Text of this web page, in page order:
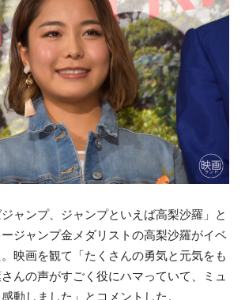
ジャンプ、ジャンプといえば高梨沙羅」と
ジャンプ金メダリストの高梨沙羅がイベ
映画を観て「たくさんの勇気と元気をも
んの声がすごく役にハマっていて、ミュ
動しました」とコメントした。